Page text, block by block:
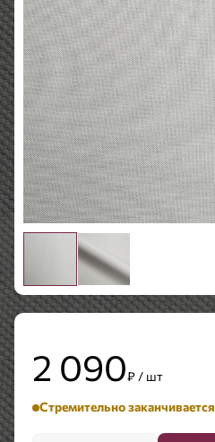
2 090₽ / шт
Стремительно заканчивается